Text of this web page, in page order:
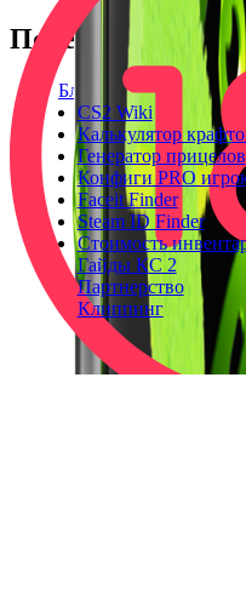
Полезное
Блог
CS2 Wiki
Калькулятор
Генератор прицелов
Конфиги PRO
Faceit Finder
Steam ID Finder
Стоимость
Гайды КС 2
Партнерство
Клиппинг